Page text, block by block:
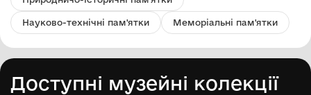
Науково-технічні пам'ятки Меморіальні пам'ятки
Доступні музейні колекції